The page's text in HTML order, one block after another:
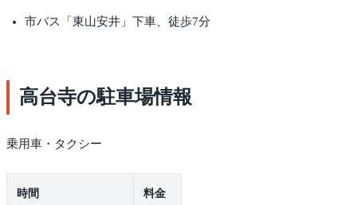
市バス「東山安井」下車、徒歩7分
高台寺の駐車場情報
乗用車・タクシー
時間 料金